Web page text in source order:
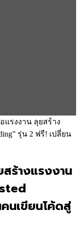
รงงาน ลุยสร้าง
รุ่น 2 ฟรี! เปลี่ยน
ร้างแรงงาน
นเขียนโค้ดสู่